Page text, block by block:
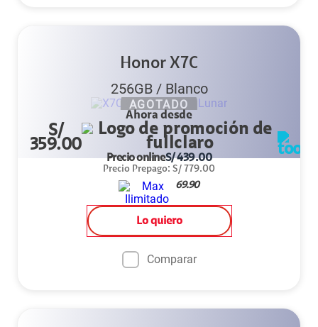
Honor X7C
256GB/ Blanco
AGOTADO
Ahora desde
S/
359.00
Precio onlineS/439.00
Precio Prepago: S/ 779.00
69.90
Lo quiero
Comparar